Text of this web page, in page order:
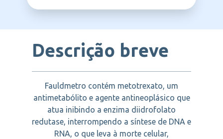
graves no sangue, como anemia,
não deve ser usado por mulheres grávidas.
e psoríase grave.
Descrição breve
Fauldmetro contém metotrexato, um
antimetabólito e agente antineoplásico que
atua inibindo a enzima diidrofolato
redutase, interrompendo a síntese de DNA e
RNA, o que leva à morte celular,